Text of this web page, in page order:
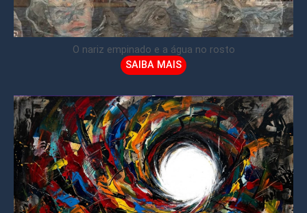
O nariz empinado e a água no rosto
SAIBA MAIS